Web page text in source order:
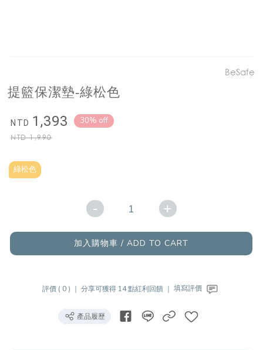
BeSafe
提籃保潔墊-綠松色
NTD 1,393
NTD1,990
30% off
綠松色
- +
加入購物車 / ADD TO CART
評價 ( 0 ) ｜分享可獲得 14 點紅利回饋 ｜填寫評價
產品履歷